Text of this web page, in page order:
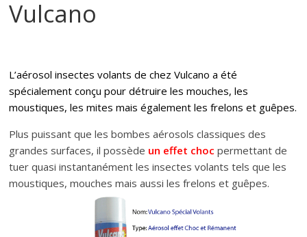
Vulcano
L’aérosol insectes volants de chez Vulcano a été
spécialement conçu pour détruire les mouches, les
moustiques, les mites mais également les frelons et guêpes.
Plus puissant que les bombes aérosols classiques des
grandes surfaces, il possède un effet choc permettant de
tuer quasi instantanément les insectes volants tels que les
moustiques, mouches mais aussi les frelons et guêpes.